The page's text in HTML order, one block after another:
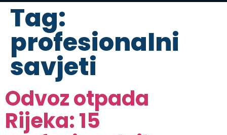
Tag:
profesionalni
savjeti
Odvoz otpada
Rijeka: 15